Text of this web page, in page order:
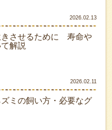
2026.02.13
きさせるために 寿命や
解説
2026.02.11
ズミの飼い方・必要なグ